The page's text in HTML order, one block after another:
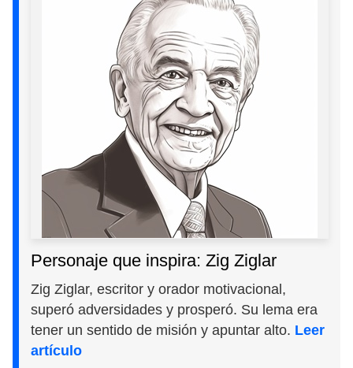
Personaje que inspira: Zig Ziglar
Zig Ziglar, escritor y orador motivacional,
superó adversidades y prosperó. Su lema era
tener un sentido de misión y apuntar alto. Leer
artículo